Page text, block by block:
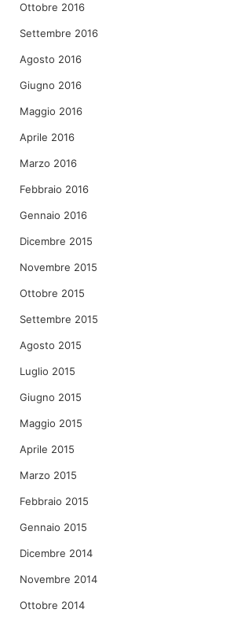
Ottobre 2016
Settembre 2016
Agosto 2016
Giugno 2016
Maggio 2016
Aprile 2016
Marzo 2016
Febbraio 2016
Gennaio 2016
Dicembre 2015
Novembre 2015
Ottobre 2015
Settembre 2015
Agosto 2015
Luglio 2015
Giugno 2015
Maggio 2015
Aprile 2015
Marzo 2015
Febbraio 2015
Gennaio 2015
Dicembre 2014
Novembre 2014
Ottobre 2014